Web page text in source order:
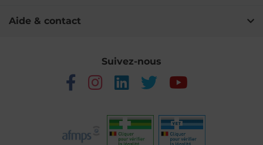
Aide & contact
Suivez-nous